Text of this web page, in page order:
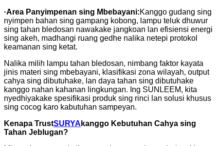
·Area Panyimpenan sing Mbebayani:Kanggo gudang sing
nyimpen bahan sing gampang kobong, lampu teluk dhuwur
sing tahan bledosan nawakake jangkoan lan efisiensi energi
sing akeh, madhangi ruang gedhe nalika netepi protokol
keamanan sing ketat.
Nalika milih lampu tahan bledosan, nimbang faktor kayata
jinis materi sing mbebayani, klasifikasi zona wilayah, output
cahya sing dibutuhake, lan daya tahan sing dibutuhake
kanggo nahan kahanan lingkungan. Ing SUNLEEM, kita
nyedhiyakake spesifikasi produk sing rinci lan solusi khusus
sing cocog karo kabutuhan sampeyan.
Kenapa TrustSURYA kanggo Kebutuhan Cahya sing
Tahan Jeblugan?